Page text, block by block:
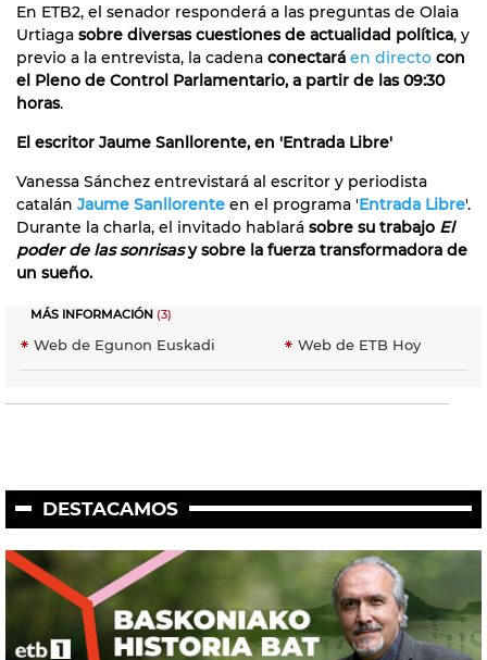
En ETB2, el senador responderá a las preguntas de Olaia
Urtiaga sobre diversas cuestiones de actualidad política, y
previo a la entrevista, la cadena conectará en directo con
el Pleno de Control Parlamentario, a partir de las 09:30
horas.
El escritor Jaume Sanllorente, en 'Entrada Libre'
Vanessa Sánchez entrevistará al escritor y periodista
catalán Jaume Sanllorente en el programa 'Entrada Libre'.
Durante la charla, el invitado hablará sobre su trabajo El
poder de las sonrisasy sobre la fuerza transformadora de
un sueño.
MÁS INFORMACIÓN (3)
Web de Egunon Euskadi Web de ETB Hoy
DESTACAMOS